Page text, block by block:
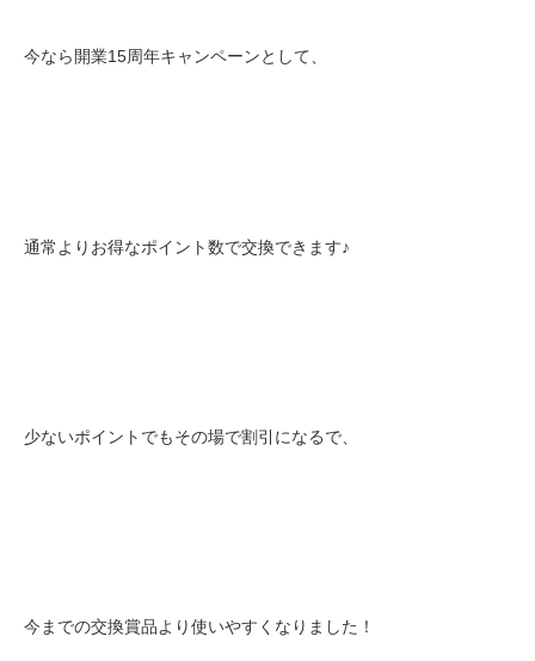
今なら開業15周年キャンペーンとして、
通常よりお得なポイント数で交換できます♪
少ないポイントでもその場で割引になるで、
今までの交換賞品より使いやすくなりました！